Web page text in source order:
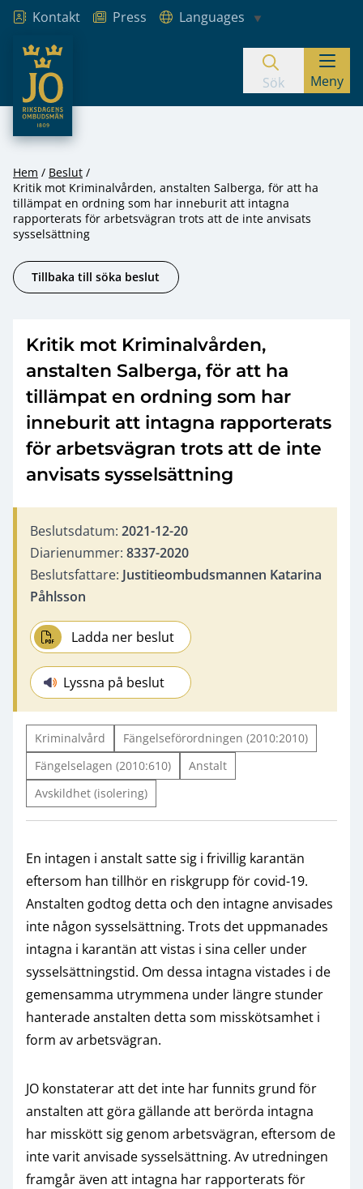
Hoppa till innehåll
Kontakt Press
Languages
JO – Riksdagens Ombudsmän
Sök Meny
Hem
Beslut
Kritik mot Kriminalvården, anstalten Salberga, för att ha
tillämpat en ordning som har inneburit att intagna
rapporterats för arbetsvägran trots att de inte anvisats
sysselsättning
Tillbaka till söka beslut
Kritik mot Kriminalvården,
anstalten Salberga, för att ha
tillämpat en ordning som har
inneburit att intagna rapporterats
för arbetsvägran trots att de inte
anvisats sysselsättning
Beslutsdatum: 2021-12-20
Diarienummer: 8337-2020
Beslutsfattare: Justitieombudsmannen Katarina
Påhlsson
Ladda ner beslut
Lyssna på beslut
Kriminalvård
Fängelseförordningen (2010:2010)
Fängelselagen (2010:610)
Anstalt
Avskildhet (isolering)
En intagen i anstalt satte sig i frivillig karantän
eftersom han tillhör en riskgrupp för covid-19.
Anstalten godtog detta och den intagne anvisades
inte någon sysselsättning. Trots det uppmanades
intagna i karantän att vistas i sina celler under
sysselsättningstid. Om dessa intagna vistades i de
gemensamma utrymmena under längre stunder
hanterade anstalten detta som misskötsamhet i
form av arbetsvägran.
JO konstaterar att det inte har funnits grund för
anstalten att göra gällande att berörda intagna
har misskött sig genom arbetsvägran, eftersom de
inte varit anvisade sysselsättning. Av utredningen
framgår även att intagna har rapporterats för